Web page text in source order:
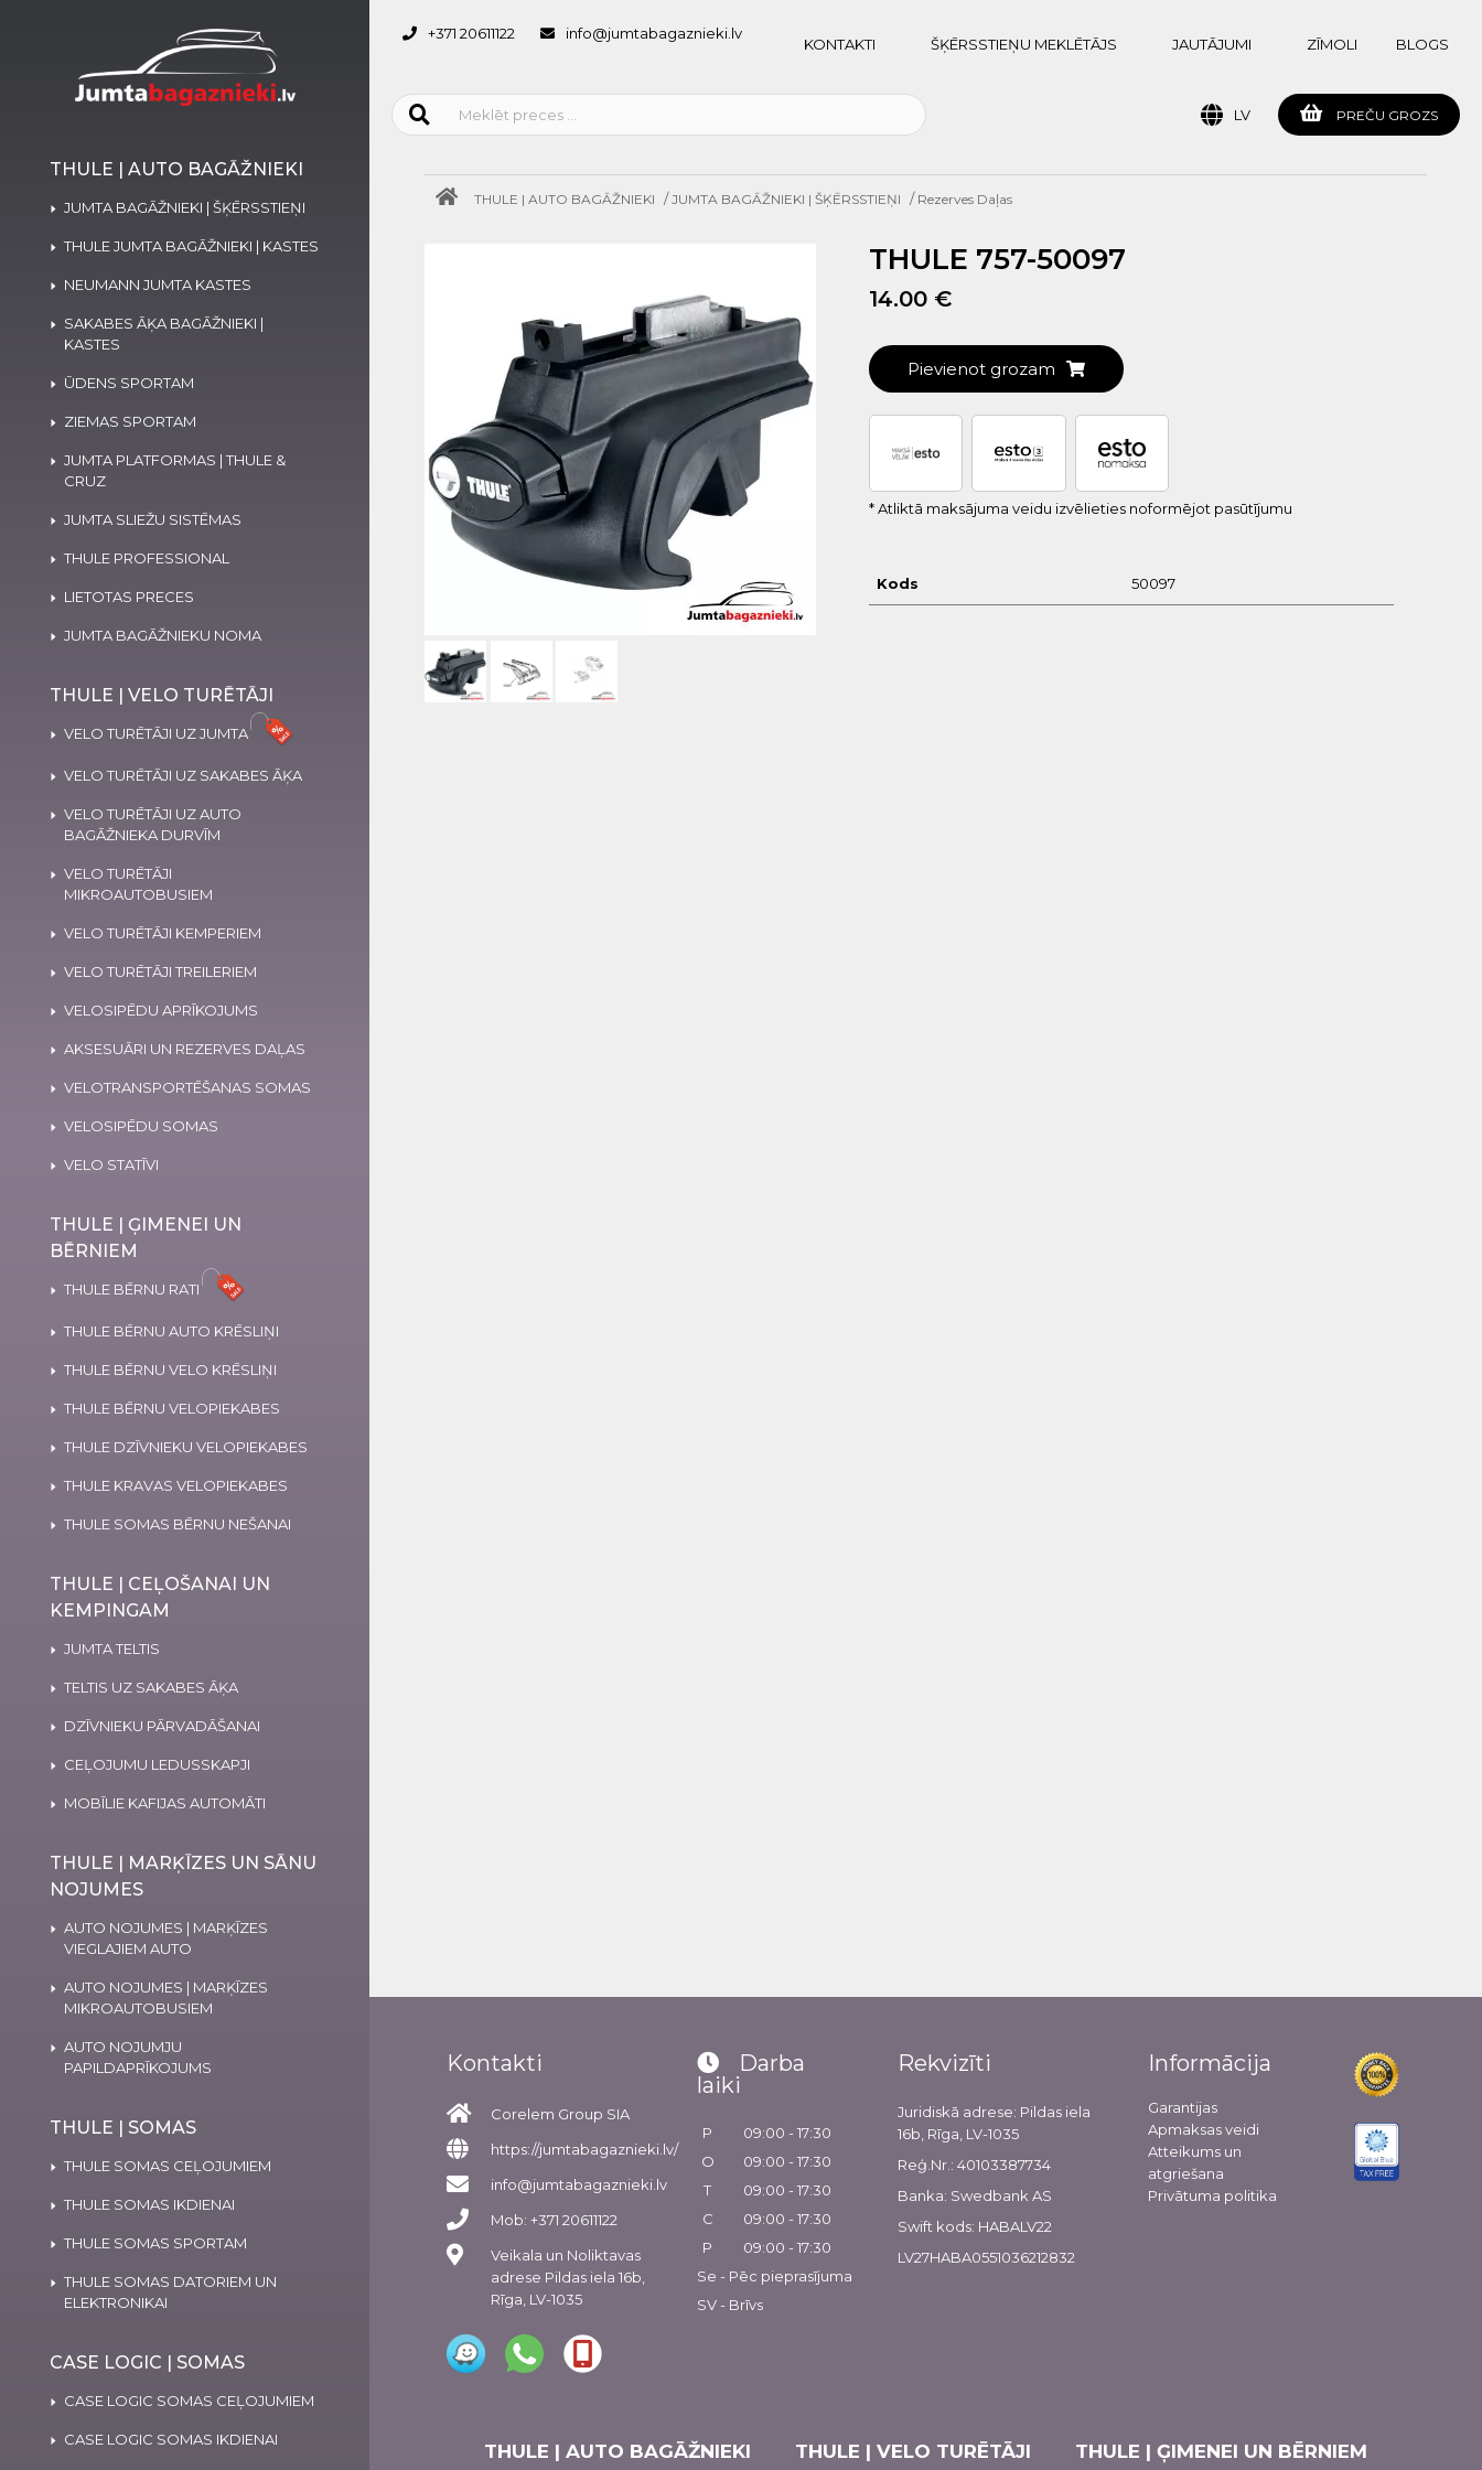
THULE | AUTO BAGĀŽNIEKI
JUMTA BAGĀŽNIEKI | ŠĶĒRSSTIEŅI
THULE JUMTA BAGĀŽNIEKI | KASTES
NEUMANN JUMTA KASTES
SAKABES ĀĶA BAGĀŽNIEKI |
KASTES
ŪDENS SPORTAM
ZIEMAS SPORTAM
JUMTA PLATFORMAS | THULE &
CRUZ
JUMTA SLIEŽU SISTĒMAS
THULE PROFESSIONAL
LIETOTAS PRECES
JUMTA BAGĀŽNIEKU NOMA
THULE | VELO TURĒTĀJI
VELO TURĒTĀJI UZ JUMTA
VELO TURĒTĀJI UZ SAKABES ĀĶA
VELO TURĒTĀJI UZ AUTO
BAGĀŽNIEKA DURVĪM
VELO TURĒTĀJI
MIKROAUTOBUSIEM
VELO TURĒTĀJI KEMPERIEM
VELO TURĒTĀJI TREILERIEM
VELOSIPĒDU APRĪKOJUMS
AKSESUĀRI UN REZERVES DAĻAS
VELOTRANSPORTĒŠANAS SOMAS
VELOSIPĒDU SOMAS
VELO STATĪVI
THULE | ĢIMENEI UN
BĒRNIEM
THULE BĒRNU RATI
THULE BĒRNU AUTO KRĒSLIŅI
THULE BĒRNU VELO KRĒSLIŅI
THULE BĒRNU VELOPIEKABES
THULE DZĪVNIEKU VELOPIEKABES
THULE KRAVAS VELOPIEKABES
THULE SOMAS BĒRNU NEŠANAI
THULE | CEĻOŠANAI UN
KEMPINGAM
JUMTA TELTIS
TELTIS UZ SAKABES ĀĶA
DZĪVNIEKU PĀRVADĀŠANAI
CEĻOJUMU LEDUSSKAPJI
MOBĪLIE KAFIJAS AUTOMĀTI
THULE | MARĶĪZES UN SĀNU
NOJUMES
AUTO NOJUMES | MARĶĪZES
VIEGLAJIEM AUTO
AUTO NOJUMES | MARĶĪZES
MIKROAUTOBUSIEM
AUTO NOJUMJU
PAPILDAPRĪKOJUMS
THULE | SOMAS
THULE SOMAS CEĻOJUMIEM
THULE SOMAS IKDIENAI
THULE SOMAS SPORTAM
THULE SOMAS DATORIEM UN
ELEKTRONIKAI
CASE LOGIC | SOMAS
CASE LOGIC SOMAS CEĻOJUMIEM
CASE LOGIC SOMAS IKDIENAI
+371 20611122 info@jumtabagaznieki.lv
KONTAKTI ŠĶĒRSSTIEŅU MEKLĒTĀJS JAUTĀJUMI ZĪMOLI BLOGS
PREČU GROZS
LV
THULE | AUTO BAGĀŽNIEKI /JUMTA BAGĀŽNIEKI | ŠĶĒRSSTIEŅI / Rezerves Daļas
THULE 757-50097
14.00 €
Pievienot grozam
* Atliktā maksājuma veidu izvēlieties noformējot pasūtījumu
Kods 50097
Kontakti
Corelem Group SIA
https://jumtabagaznieki.lv/
info@jumtabagaznieki.lv
Mob: +371 20611122
Veikala un Noliktavas
adrese Pildas iela 16b,
Rīga, LV-1035
Darba
laiki
P
09:00 - 17:30
O
09:00 - 17:30
T
09:00 - 17:30
C
09:00 - 17:30
P
09:00 - 17:30
Se - Pēc pieprasījuma
SV - Brīvs
Rekvizīti
Juridiskā adrese: Pildas iela
16b, Rīga, LV-1035
Reģ.Nr.: 40103387734
Banka: Swedbank AS
Swift kods: HABALV22
LV27HABA0551036212832
Informācija
Garantijas
Apmaksas veidi
Atteikums un
atgriešana
Privātuma politika
THULE | AUTO BAGĀŽNIEKI THULE | VELO TURĒTĀJI THULE | ĢIMENEI UN BĒRNIEM